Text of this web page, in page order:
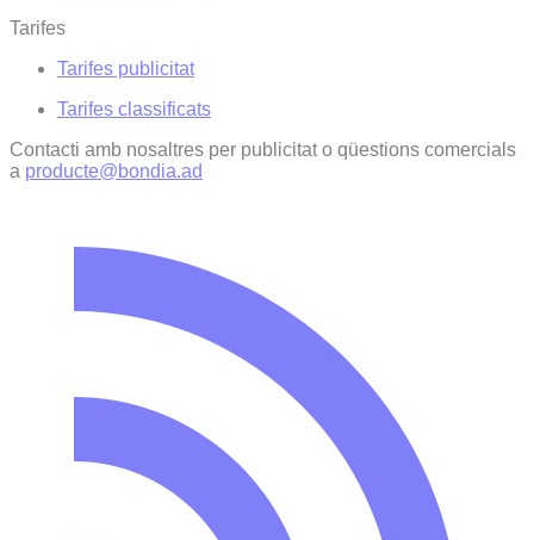
Tarifes
Tarifes publicitat
Tarifes classificats
Contacti amb nosaltres per publicitat o qüestions comercials
a producte@bondia.ad